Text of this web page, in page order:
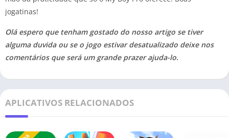
jogatinas!
Olá espero que tenham gostado do nosso artigo se tiver
alguma duvida ou se o jogo estivar desatualizado deixe nos
comentários que será um grande prazer ajuda-lo.
APLICATIVOS RELACIONADOS